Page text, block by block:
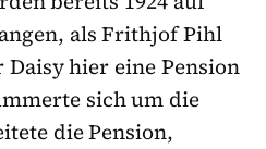
als Frithjof Pihl
Daisy hier eine Pension
sich um die
die Pension,